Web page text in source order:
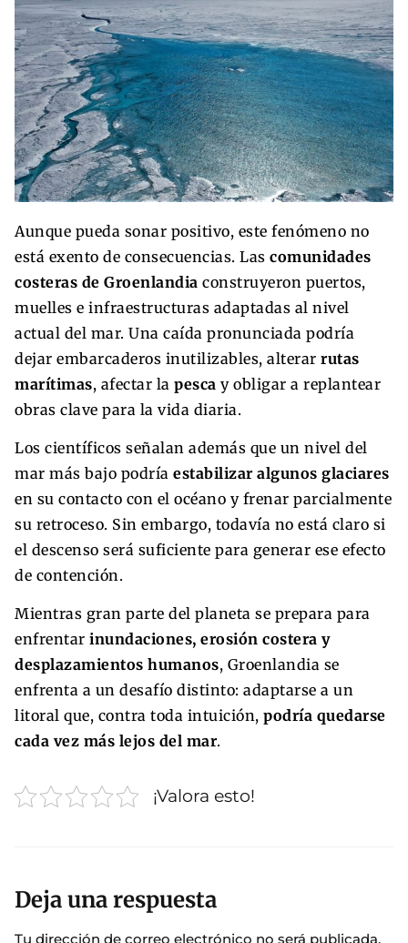
Aunque pueda sonar positivo, este fenómeno no
está exento de consecuencias. Las comunidades
costeras de Groenlandia construyeron puertos,
muelles e infraestructuras adaptadas al nivel
actual del mar. Una caída pronunciada podría
dejar embarcaderos inutilizables, alterar rutas
marítimas, afectar la pesca y obligar a replantear
obras clave para la vida diaria.
Los científicos señalan además que un nivel del
mar más bajo podría estabilizar algunos glaciares
en su contacto con el océano y frenar parcialmente
su retroceso. Sin embargo, todavía no está claro si
el descenso será suficiente para generar ese efecto
de contención.
Mientras gran parte del planeta se prepara para
enfrentar inundaciones, erosión costera y
desplazamientos humanos, Groenlandia se
enfrenta a un desafío distinto: adaptarse a un
litoral que, contra toda intuición, podría quedarse
cada vez más lejos del mar.
¡Valora esto!
Deja una respuesta
Tu dirección de correo electrónico no será publicada.